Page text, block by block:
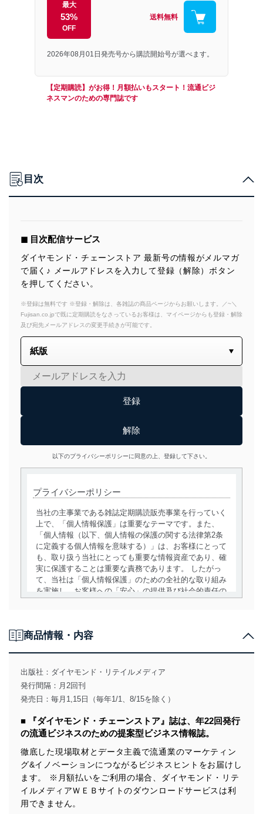
最大
53%
OFF
送料無料
2026年08月01日発売号から購読開始号が選べます。
【定期購読】がお得！月額払いもスタート！流通ビジ
ネスマンのための専門誌です
目次
◼︎ 目次配信サービス
ダイヤモンド・チェーンストア 最新号の情報がメルマガ
で届く♪ メールアドレスを入力して登録（解除）ボタン
を押してください。
※登録は無料です ※登録・解除は、各雑誌の商品ページからお願いします。／~＼
Fujisan.co.jpで既に定期購読をなさっているお客様は、マイページからも登録・解除
及び宛先メールアドレスの変更手続きが可能です。
以下のプライバシーポリシーに同意の上、登録して下さい。
プライバシーポリシー
当社の主事業である雑誌定期購読販売事業を行っていく
上で、「個人情報保護」は重要なテーマです。また、
「個人情報（以下、個人情報の保護の関する法律第2条
に定義する個人情報を意味する）」は、お客様にとって
も、取り扱う当社にとっても重要な情報資産であり、確
実に保護することは重要な責務であります。 したがっ
て、当社は「個人情報保護」のための全社的な取り組み
を実施し、お客様への「安心」の提供及び社会的責任の
用目的を明確にし、本人の同意を得たうえで利用目的の
達成に必要な範囲内で適法かつ公正な手段によって取
得・利用・提供を行います。また、当社が保有している
個人情報は、同意を得ずに目的外利用、第三者への提
供・開示は行いません。当社においてはこれらの取り組
ます。また、目的外利用を行わないために、適切な管理
措置を講じます。
法令遵守
当社は、個人情報に関連する法令、国が定める指針及び
その他の規範を遵守します。また、当社の管理の仕組み
に、これらの法令及びその他の規範を常に適合させま
す。
商品情報・内容
出版社： ダイヤモンド・リテイルメディア
発行間隔：月2回刊
発売日：毎月1,15日（毎年1/1、8/15を除く）
■ 『ダイヤモンド・チェーンストア』誌は、年22回発行
の流通ビジネスのための提案型ビジネス情報誌。
徹底した現場取材とデータ主義で流通業のマーケティン
グ&イノベーションにつながるビジネスヒントをお届けし
ます。 ※月額払いをご利用の場合、ダイヤモンド・リテ
イルメディアＷＥＢサイトのダウンロードサービスは利
用できません。